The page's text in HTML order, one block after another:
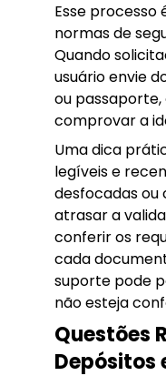
Esse processo
normas de
Quando
usuário envie
ou
comprovar a
Uma dica
legíveis e
desfocadas ou
atrasar a
conferir os
cada
suporte pode
não esteja
Questões
Depósitos